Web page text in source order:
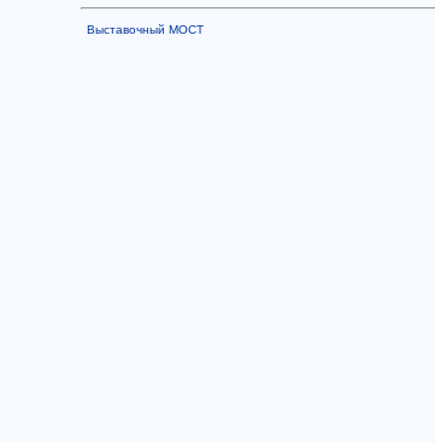
Выставочный МОСТ